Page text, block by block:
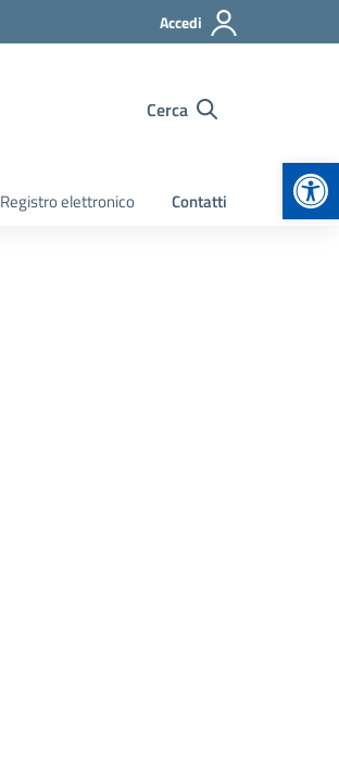
Accedi
Cerca
Registro elettronico Contatti